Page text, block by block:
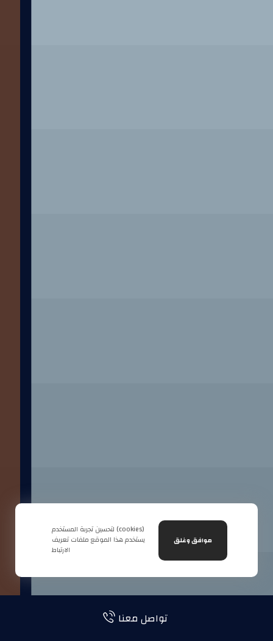
تواصل معنا
لتحسين تجربة المستخدم (cookies)
يستخدم هذا الموقع ملفات تعريف
الارتباط
موافق وغلق